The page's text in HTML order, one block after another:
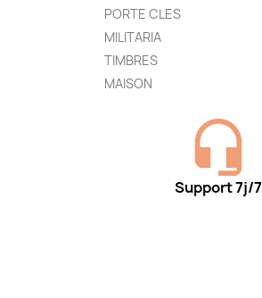
PORTE CLES
MILITARIA
TIMBRES
MAISON
Support 7j/7